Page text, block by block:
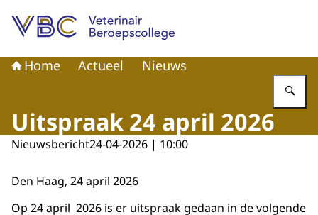
Home Actueel Nieuws
Uitspraak 24 april 2026
Nieuwsbericht24-04-2026 | 10:00
Den Haag, 24 april 2026
Op 24 april 2026 is er uitspraak gedaan in de volgende